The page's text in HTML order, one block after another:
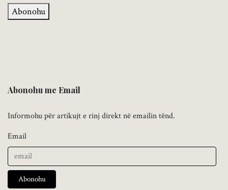
Abonohu
Abonohu me Email
Informohu për artikujt e rinj direkt në emailin tënd.
Email
Abonohu